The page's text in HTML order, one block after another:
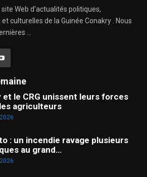
Web d'actualités politiques,
culturelles de la Guinée Conakry . Nous
...
et le CRG unissent leurs forces
agriculteurs
: un incendie ravage plusieurs
au grand…